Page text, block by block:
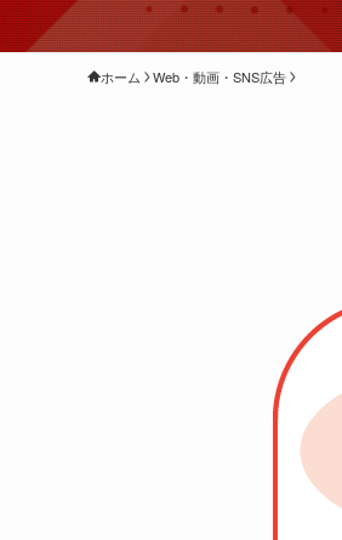
ホーム Web・動画・SNS広告